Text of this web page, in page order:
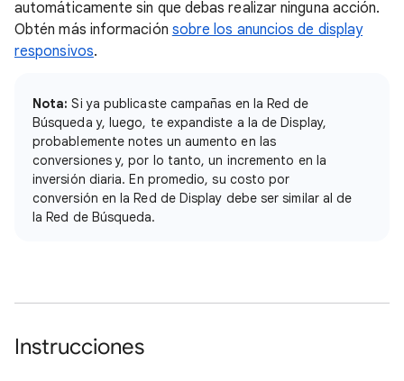
automáticamente sin que debas realizar ninguna acción.
Obtén más información sobre los anuncios de display
responsivos.
Nota: Si ya publicaste campañas en la Red de
Búsqueda y, luego, te expandiste a la de Display,
probablemente notes un aumento en las
conversiones y, por lo tanto, un incremento en la
inversión diaria. En promedio, su costo por
conversión en la Red de Display debe ser similar al de
la Red de Búsqueda.
Instrucciones